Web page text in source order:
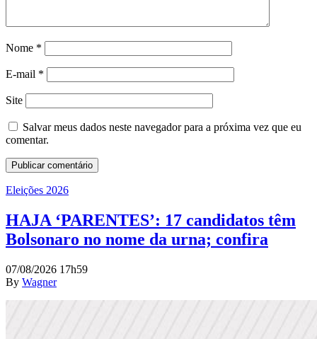
Nome *
E-mail *
Site
Salvar meus dados neste navegador para a próxima vez que eu
comentar.
Eleições 2026
HAJA ‘PARENTES’: 17 candidatos têm
Bolsonaro no nome da urna; confira
07/08/2026 17h59
By Wagner